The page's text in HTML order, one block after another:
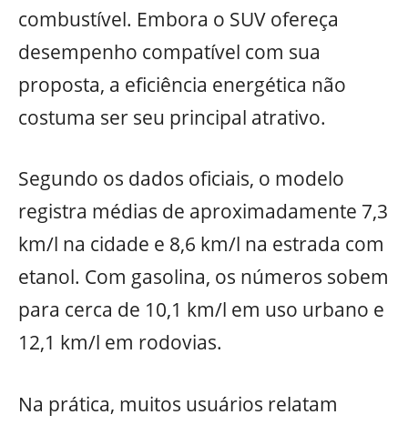
combustível. Embora o SUV ofereça
desempenho compatível com sua
proposta, a eficiência energética não
costuma ser seu principal atrativo.
Segundo os dados oficiais, o modelo
registra médias de aproximadamente 7,3
km/l na cidade e 8,6 km/l na estrada com
etanol. Com gasolina, os números sobem
para cerca de 10,1 km/l em uso urbano e
12,1 km/l em rodovias.
Na prática, muitos usuários relatam